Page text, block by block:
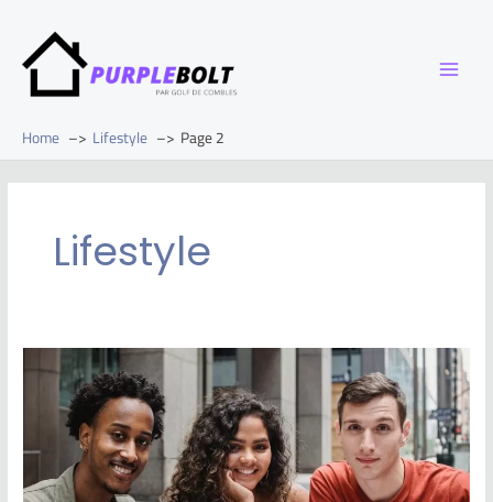
Home Lifestyle Page 2
Lifestyle